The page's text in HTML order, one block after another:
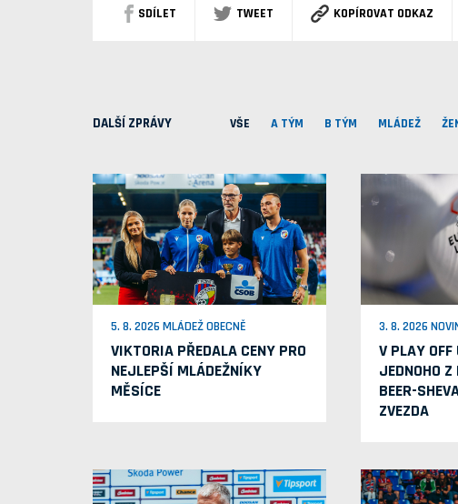
SDÍLET TWEET KOPÍROVAT ODKAZ
DALŠÍ ZPRÁVY VŠE A TÝM B TÝM MLÁDEŽ
5. 8. 2026 MLÁDEŽ OBECNĚ
VIKTORIA PŘEDALA CENY PRO
NEJLEPŠÍ MLÁDEŽNÍKY
MĚSÍCE
3. 8. 2026
V PLAY OFF
JEDNOHO
BEER-
ZVEZDA